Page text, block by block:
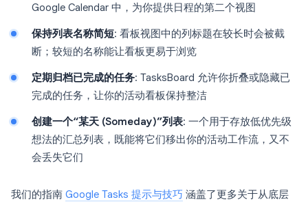
Google Calendar 中，为你提供日程的第二个视图
保持列表名称简短: 看板视图中的列标题在较长时会被截
断；较短的名称能让看板更易于浏览
定期归档已完成的任务: TasksBoard 允许你折叠或隐藏已
完成的任务，让你的活动看板保持整洁
创建一个“某天 (Someday)”列表: 一个用于存放低优先级
想法的汇总列表，既能将它们移出你的活动工作流，又不
会丢失它们
我们的指南 Google Tasks 提示与技巧 涵盖了更多关于从底层